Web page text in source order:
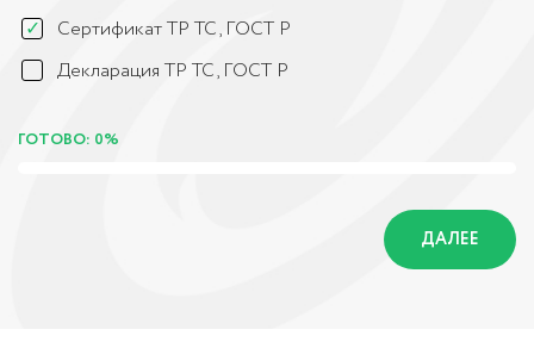
Сертификат ТР ТС, ГОСТ Р
Декларация ТР ТС, ГОСТ Р
ГОТОВО: 0%
ДАЛЕЕ